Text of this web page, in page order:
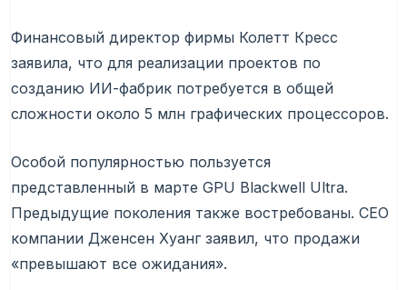
Финансовый директор фирмы Колетт Кресс
заявила, что для реализации проектов по
созданию ИИ-фабрик потребуется в общей
сложности около 5 млн графических процессоров.
Особой популярностью пользуется
представленный в марте GPU Blackwell Ultra.
Предыдущие поколения также востребованы. CEO
компании Дженсен Хуанг заявил, что продажи
«превышают все ожидания».